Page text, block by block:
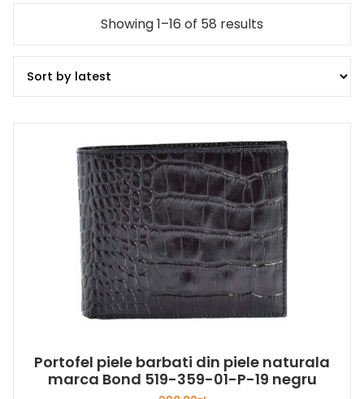
Showing 1–16 of 58 results
Portofel piele barbati din piele naturala
marca Bond 519-359-01-P-19 negru